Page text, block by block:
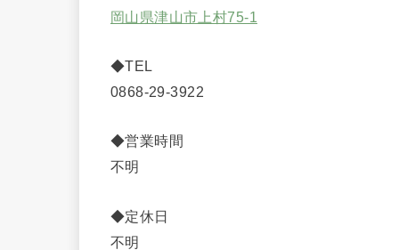
岡山県津山市上村75-1
◆TEL
0868-29-3922
◆営業時間
不明
◆定休日
不明